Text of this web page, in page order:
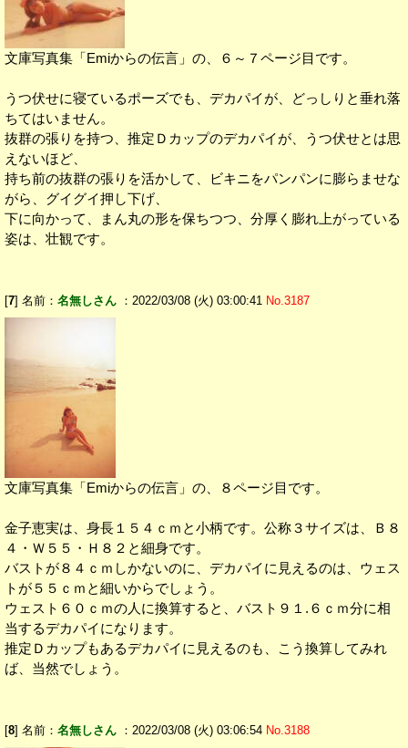
文庫写真集「Emiからの伝言」の、６～７ページ目です。
うつ伏せに寝ているポーズでも、デカパイが、どっしりと垂れ落
ちてはいません。
抜群の張りを持つ、推定Ｄカップのデカパイが、うつ伏せとは思
えないほど、
持ち前の抜群の張りを活かして、ビキニをパンパンに膨らませな
がら、グイグイ押し下げ、
下に向かって、まん丸の形を保ちつつ、分厚く膨れ上がっている
姿は、壮観です。
[7] 名前： 名無しさん ：2022/03/08 (火) 03:00:41 No.3187
文庫写真集「Emiからの伝言」の、８ページ目です。
金子恵実は、身長１５４ｃｍと小柄です。公称３サイズは、Ｂ８
４・Ｗ５５・Ｈ８２と細身です。
バストが８４ｃｍしかないのに、デカパイに見えるのは、ウェス
トが５５ｃｍと細いからでしょう。
ウェスト６０ｃｍの人に換算すると、バスト９１.６ｃｍ分に相
当するデカパイになります。
推定Ｄカップもあるデカパイに見えるのも、こう換算してみれ
ば、当然でしょう。
[8] 名前： 名無しさん ：2022/03/08 (火) 03:06:54 No.3188